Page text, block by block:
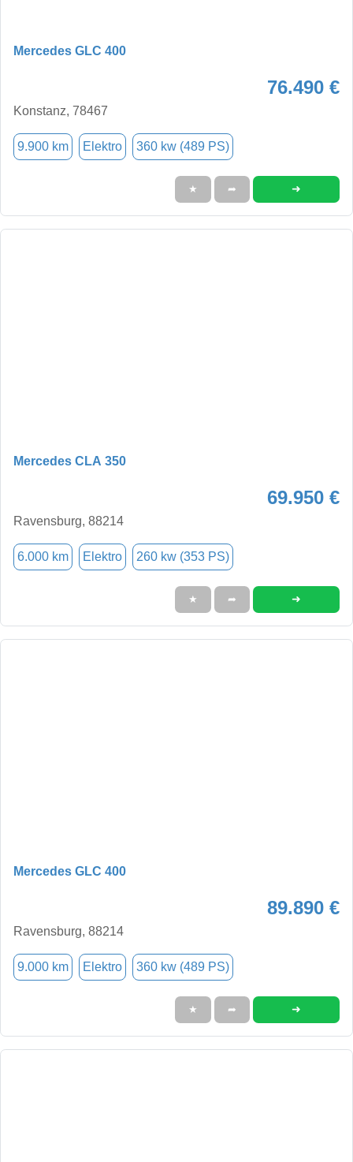
Mercedes GLC 400
76.490 €
Konstanz, 78467
9.900 km Elektro 360 kw (489 PS)
★ ➦ ➜
Mercedes CLA 350
69.950 €
Ravensburg, 88214
6.000 km Elektro 260 kw (353 PS)
★ ➦ ➜
Mercedes GLC 400
89.890 €
Ravensburg, 88214
9.000 km Elektro 360 kw (489 PS)
★ ➦ ➜